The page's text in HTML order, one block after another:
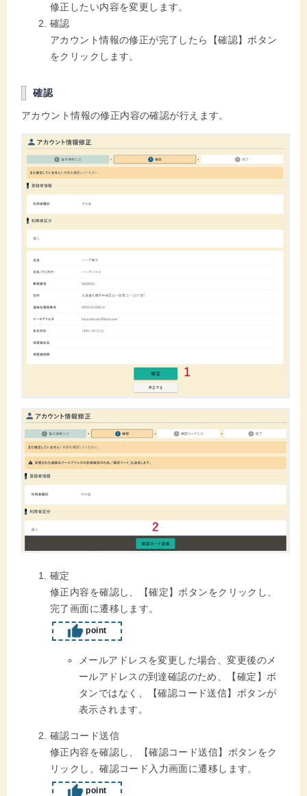
修正したい内容を変更します。
確認
アカウント情報の修正が完了したら【確認】ボタン
をクリックします。
確認
アカウント情報の修正内容の確認が行えます。
確定
修正内容を確認し、【確定】ボタンをクリックし、
完了画面に遷移します。
point
メールアドレスを変更した場合、変更後のメ
ールアドレスの到達確認のため、【確定】ボ
タンではなく、【確認コード送信】ボタンが
表示されます。
確認コード送信
修正内容を確認し、【確認コード送信】ボタンをク
リックし、確認コード入力画面に遷移します。
point